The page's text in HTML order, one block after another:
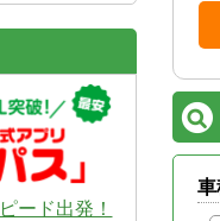
車
ード出発！